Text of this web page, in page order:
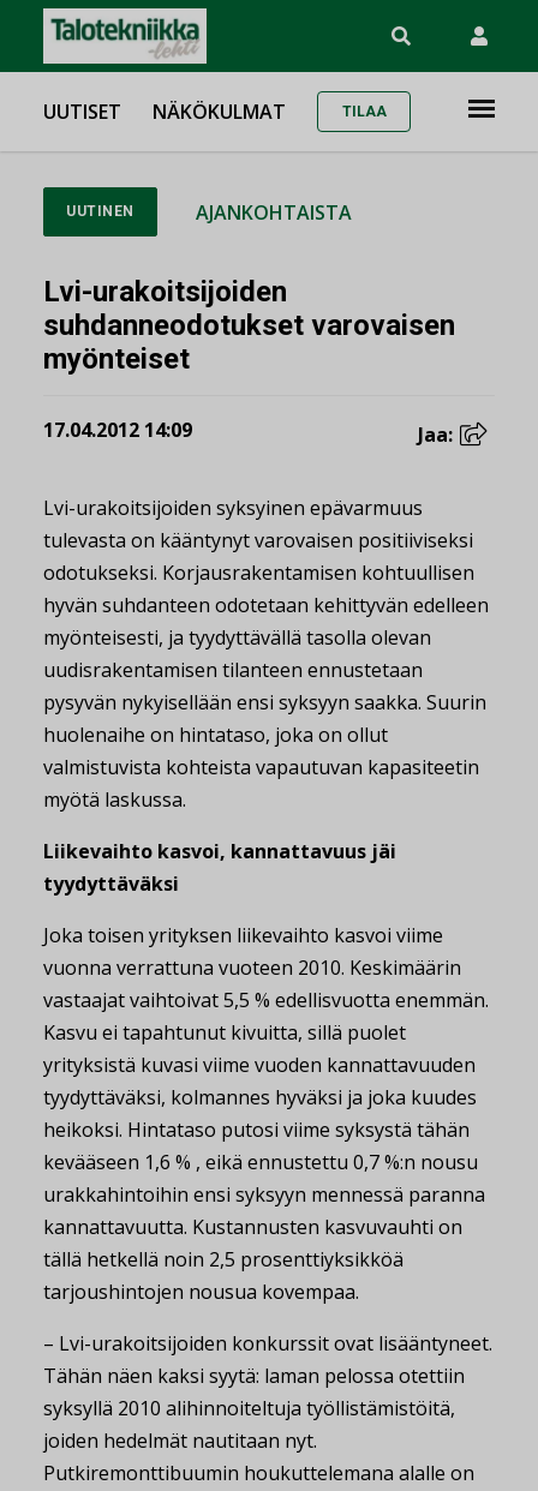
UUTISET NÄKÖKULMAT TILAA
UUTINEN AJANKOHTAISTA
Lvi-urakoitsijoiden
suhdanneodotukset varovaisen
myönteiset
17.04.2012 14:09 Jaa:
Lvi-urakoitsijoiden syksyinen epävarmuus
tulevasta on kääntynyt varovaisen positiiviseksi
odotukseksi. Korjausrakentamisen kohtuullisen
hyvän suhdanteen odotetaan kehittyvän edelleen
myönteisesti, ja tyydyttävällä tasolla olevan
uudisrakentamisen tilanteen ennustetaan
pysyvän nykyisellään ensi syksyyn saakka. Suurin
huolenaihe on hintataso, joka on ollut
valmistuvista kohteista vapautuvan kapasiteetin
myötä laskussa.
Liikevaihto kasvoi, kannattavuus jäi
tyydyttäväksi
Joka toisen yrityksen liikevaihto kasvoi viime
vuonna verrattuna vuoteen 2010. Keskimäärin
vastaajat vaihtoivat 5,5 % edellisvuotta enemmän.
Kasvu ei tapahtunut kivuitta, sillä puolet
yrityksistä kuvasi viime vuoden kannattavuuden
tyydyttäväksi, kolmannes hyväksi ja joka kuudes
heikoksi. Hintataso putosi viime syksystä tähän
kevääseen 1,6 % , eikä ennustettu 0,7 %:n nousu
urakkahintoihin ensi syksyyn mennessä paranna
kannattavuutta. Kustannusten kasvuvauhti on
tällä hetkellä noin 2,5 prosenttiyksikköä
tarjoushintojen nousua kovempaa.
– Lvi-urakoitsijoiden konkurssit ovat lisääntyneet.
Tähän näen kaksi syytä: laman pelossa otettiin
syksyllä 2010 alihinnoiteltuja työllistämistöitä,
joiden hedelmät nautitaan nyt.
Putkiremonttibuumin houkuttelemana alalle on